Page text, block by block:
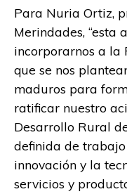
Para Nuria Ortiz,
Merindades, “esta
incorporarnos a la
que se nos
maduros para
ratificar nuestro
Desarrollo Rural
definida de
innovación y la
servicios y